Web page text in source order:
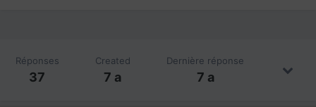
Réponses
37
Created
7 a
Dernière réponse
7 a